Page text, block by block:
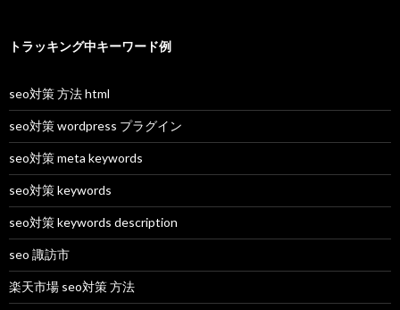
トラッキング中キーワード例
seo対策 方法 html
seo対策 wordpress プラグイン
seo対策 meta keywords
seo対策 keywords
seo対策 keywords description
seo 諏訪市
楽天市場 seo対策 方法